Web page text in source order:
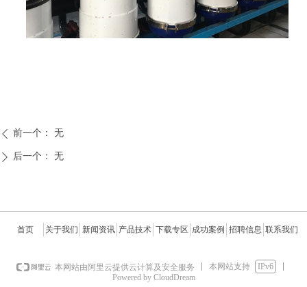
ꄴ 前一个： 无
ꄲ 后一个： 无
首页 关于我们 新闻资讯 产品技术 下载专区 成功案例 招聘信息 联系我们
本网站由阿里云提供云计算及安全服务 本网站支持
IPv6
Powered by CloudDream